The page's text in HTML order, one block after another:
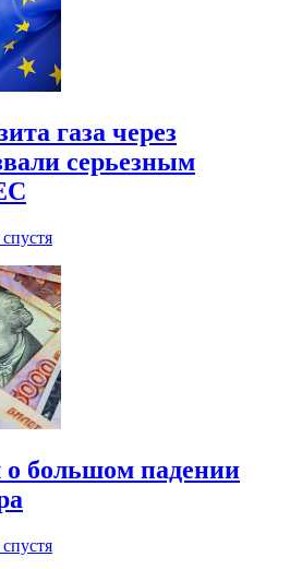
газа через
серьезным
большом падении